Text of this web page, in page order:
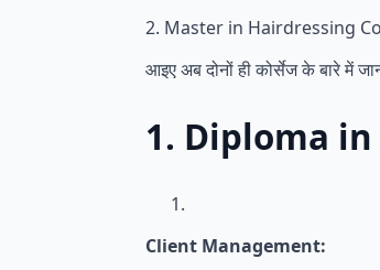
2. Master in Hairdressing
आइए अब दोनों ही कोर्सेज के बारे में
1. Diploma
Client Management: